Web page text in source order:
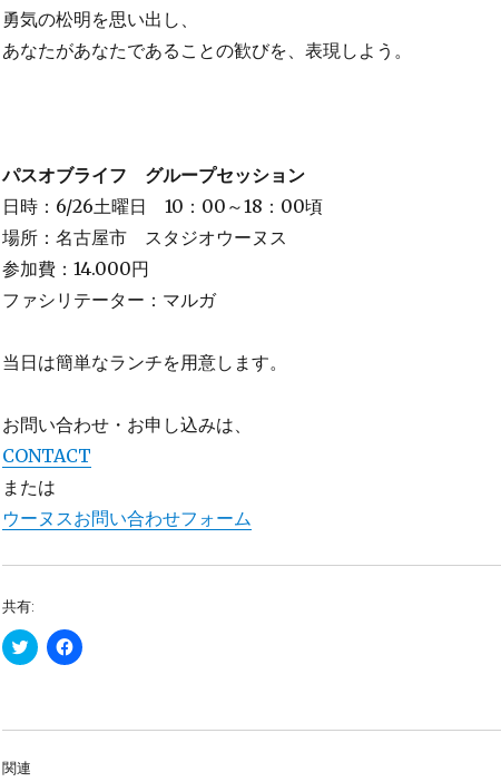
勇気の松明を思い出し、
あなたがあなたであることの歓びを、表現しよう。
パスオブライフ グループセッション
日時：6/26土曜日 10：00～18：00頃
場所：名古屋市 スタジオウーヌス
参加費：14.000円
ファシリテーター：マルガ
当日は簡単なランチを用意します。
お問い合わせ・お申し込みは、
CONTACT
または
ウーヌスお問い合わせフォーム
共有:
ク
リ
T
i
t
F
a
o
関連